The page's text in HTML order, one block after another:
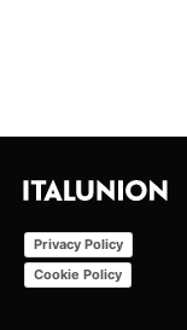
Privacy Policy
Cookie Policy